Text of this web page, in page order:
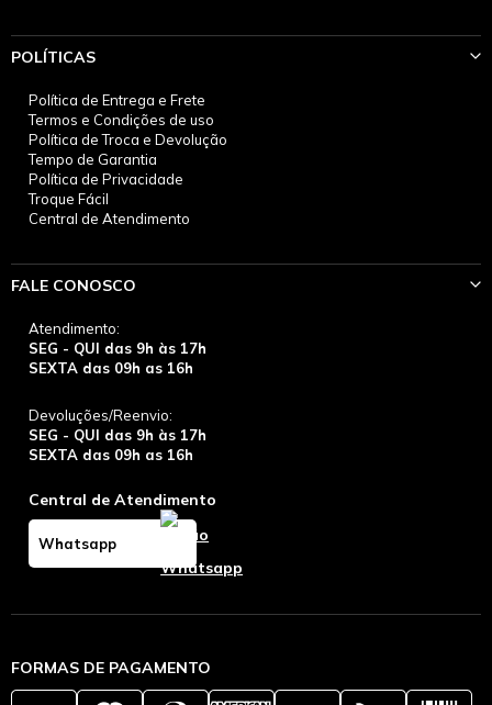
POLÍTICAS
Política de Entrega e Frete
Termos e Condições de uso
Política de Troca e Devolução
Tempo de Garantia
Política de Privacidade
Troque Fácil
Central de Atendimento
FALE CONOSCO
Atendimento:
SEG - QUI das 9h às 17h
SEXTA das 09h as 16h
Devoluções/Reenvio:
SEG - QUI das 9h às 17h
SEXTA das 09h as 16h
Central de Atendimento
Whatsapp
FORMAS DE PAGAMENTO